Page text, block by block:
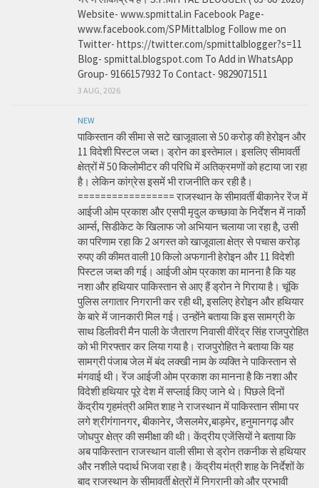
Website- www.spmittal.in Facebook Page-
www.facebook.com/SPMittalblog Follow me on
Twitter- https://twitter.com/spmittalblogger?s=11
Blog- spmittal.blogspot.com To Add in WhatsApp
Group- 9166157932 To Contact- 9829071511
3 AUG, 2026
NEW
पाकिस्तान की सीमा से सटे खाजूवाला से 50 करोड़ की हेरोइन और
11 विदेशी पिस्टल जब्त। ड्रोन का इस्तेमाल। इसलिए सीमावर्ती
क्षेत्रों में 50 किलोमीटर की परिधि में अतिक्रमणों को हटाया जा रहा
है। लेकिन कांग्रेस इसमें भी राजनीति कर रही है।
================= राजस्थान के सीमावर्ती बीकानेर रेंज में
आईजी ओम प्रकाश और एसपी मृदुल कच्छावा के निर्देशन में नार्को
आर्म्स, सिडीकेट के खिलाफ जो अभियान चलाया जा रहा है, उसी
का परिणाम रहा कि 2 अगस्त को खाजूवाला क्षेत्र से पचास करोड़
रुपए की कीमत वाली 10 किलो अफगानी हेरोइन और 11 विदेशी
पिस्टल जब्त की गई। आईजी ओम प्रकाश का मानना है कि यह
नशा और हथियार पाकिस्तान से आए हैं ड्रोन ने गिराया है। चूंकि
पुलिस लगातार निगरानी कर रही थी, इसलिए हेरोइन और हथियार
के बारे में जानकारी मिल गई। उन्होंने बताया कि इस सामग्री के
साथ डिलीवरी मैन पाली के जैतारण निवासी वीरेंद्र सिंह राजपुरोहित
को भी गिरफ्तार कर लिया गया है। राजपुरोहित ने बताया कि यह
सामग्री पंजाब जेल में बंद लक्खी नाम के व्यक्ति ने पाकिस्तान से
मंगवाई थी। रेंज आईजी ओम प्रकाश का मानना है कि नशा और
विदेशी हथियार पूरे देश में सप्लाई किए जाने थे। पिछले दिनों
केंद्रीय गृहमंत्री अमित शाह ने राजस्थान में पाकिस्तान सीमा पर
लगे श्रीगंगानगर, बीकानेर, जैसलमेर,बाड़मेर, हनुमानगढ़ और
जोधपुर क्षेत्र की समीक्षा की थी। केंद्रीय एजेंसियों ने बताया कि
अब पाकिस्तान राजस्थान वाली सीमा से ड्रोन तकनीक से हथियार
और नशीले पदार्थ भिजवा रहा है। केंद्रीय मंत्री शाह के निर्देशों के
बाद राजस्थान के सीमावर्ती क्षेत्रों में निगरानी को और प्रभावी